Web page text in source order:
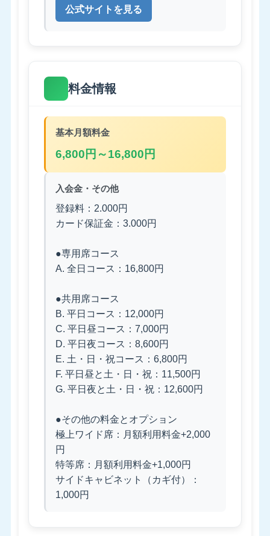
公式サイトを見る
料金情報
基本月額料金
6,800円～16,800円
入会金・その他
登録料：2.000円
カード保証金：3.000円
●専用席コース
A. 全日コース：16,800円
●共用席コース
B. 平日コース：12,000円
C. 平日昼コース：7,000円
D. 平日夜コース：8,600円
E. 土・日・祝コース：6,800円
F. 平日昼と土・日・祝：11,500円
G. 平日夜と土・日・祝：12,600円
●その他の料金とオプション
極上ワイド席：月額利用料金+2,000
円
特等席：月額利用料金+1,000円
サイドキャビネット（カギ付）：
1,000円